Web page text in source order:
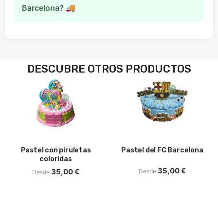
Barcelona? 🚚
DESCUBRE OTROS PRODUCTOS
Pastel con piruletas
coloridas
Desde 35,00€
Pastel del FC Barcelona
Desde 35,00€